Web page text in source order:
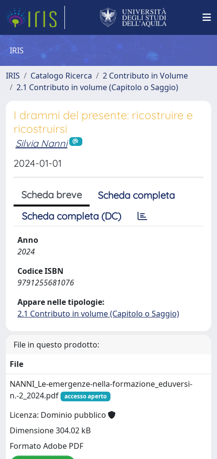
IRIS
IRIS Catalogo Ricerca
2 Contributo in Volume
2.1 Contributo in volume (Capitolo o Saggio)
I drammi del presente: ricostruire e
ricostruirsi
Silvia Nanni
2024-01-01
Scheda breve
Scheda completa
Scheda completa (DC)
Anno
2024
Codice ISBN
9791255681076
Appare nelle tipologie:
2.1 Contributo in volume (Capitolo o Saggio)
File in questo prodotto:
File
NANNI_Le-emergenze-nella-formazione_eduversi-
n.-2_2024.pdf
accesso aperto
Licenza: Dominio pubblico
Dimensione 304.02 kB
Formato Adobe PDF